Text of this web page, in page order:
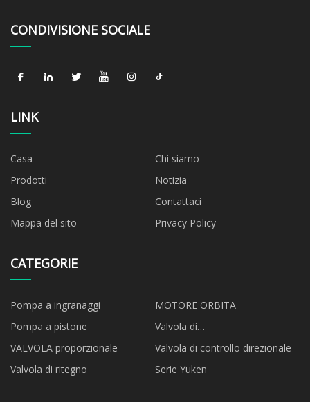
CONDIVISIONE SOCIALE
LINK
Casa
Chi siamo
Prodotti
Notizia
Blog
Contattaci
Mappa del sito
Privacy Policy
CATEGORIE
Pompa a ingranaggi
MOTORE ORBITA
Pompa a pistone
Valvola di
accensione/spegnimento
VALVOLA proporzionale
Valvola di controllo direzionale
Valvola di ritegno
Serie Yuken